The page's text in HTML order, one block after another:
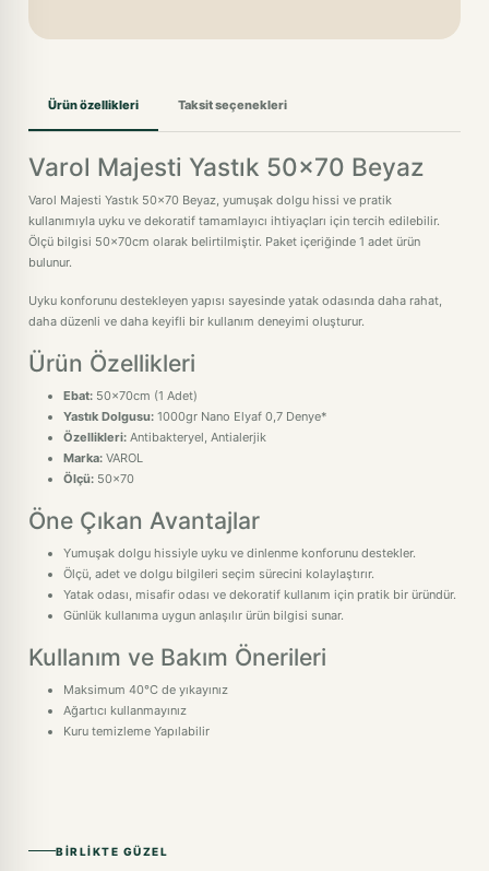
Ürün özellikleri Taksit seçenekleri
Varol Majesti Yastık 50x70 Beyaz
Varol Majesti Yastık 50x70 Beyaz, yumuşak dolgu hissi ve pratik
kullanımıyla uyku ve dekoratif tamamlayıcı ihtiyaçları için tercih edilebilir.
Ölçü bilgisi 50x70cm olarak belirtilmiştir. Paket içeriğinde 1 adet ürün
bulunur.
Uyku konforunu destekleyen yapısı sayesinde yatak odasında daha rahat,
daha düzenli ve daha keyifli bir kullanım deneyimi oluşturur.
Ürün Özellikleri
Ebat: 50x70cm (1 Adet)
Yastık Dolgusu: 1000gr Nano Elyaf 0,7 Denye*
Özellikleri: Antibakteryel, Antialerjik
Marka: VAROL
Ölçü: 50x70
Öne Çıkan Avantajlar
Yumuşak dolgu hissiyle uyku ve dinlenme konforunu destekler.
Ölçü, adet ve dolgu bilgileri seçim sürecini kolaylaştırır.
Yatak odası, misafir odası ve dekoratif kullanım için pratik bir üründür.
Günlük kullanıma uygun anlaşılır ürün bilgisi sunar.
Kullanım ve Bakım Önerileri
Maksimum 40°C de yıkayınız
Ağartıcı kullanmayınız
Kuru temizleme Yapılabilir
BIRLIKTE GÜZEL